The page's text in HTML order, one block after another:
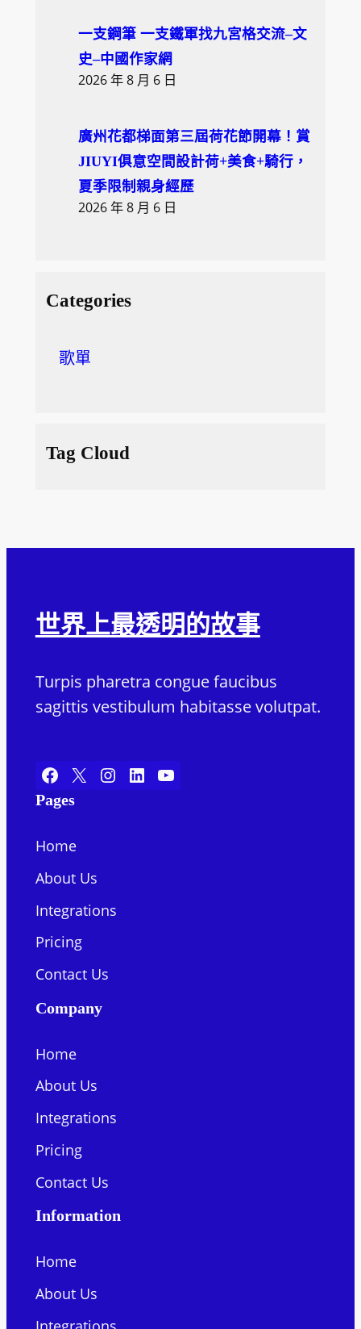
一支鋼筆 一支鐵軍找九宮格交流–文
史–中國作家網
2026 年 8 月 6 日
廣州花都梯面第三屆荷花節開幕！賞
JIUYI俱意空間設計荷+美食+騎行，
夏季限制親身經歷
2026 年 8 月 6 日
Categories
歌單
Tag Cloud
世界上最透明的故事
Turpis pharetra congue faucibus
sagittis vestibulum habitasse volutpat.
Facebook X Instagram LinkedIn YouTube
Pages
Home
About Us
Integrations
Pricing
Contact Us
Company
Home
About Us
Integrations
Pricing
Contact Us
Information
Home
About Us